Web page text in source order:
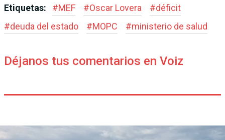
Etiquetas: #MEF #Oscar Lovera #déficit
#deuda del estado #MOPC #ministerio de salud
Déjanos tus comentarios en Voiz